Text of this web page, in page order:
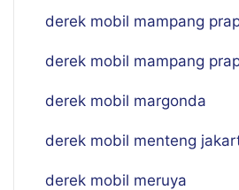
derek mobil mampang
derek mobil mampang
derek mobil margonda
derek mobil menteng
derek mobil meruya